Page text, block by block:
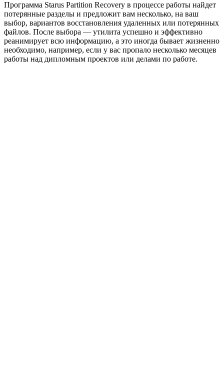
Программа Starus Partition Recovery в процессе работы найдет
потерянные разделы и предложит вам несколько, на ваш
выбор, вариантов восстановления удаленных или потерянных
файлов. После выбора — утилита успешно и эффективно
реанимирует всю информацию, а это иногда бывает жизненно
необходимо, например, если у вас пропало несколько месяцев
работы над дипломным проектов или делами по работе.